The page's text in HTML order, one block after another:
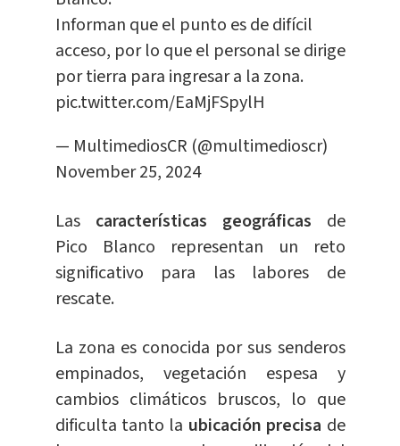
Informan que el punto es de difícil
acceso, por lo que el personal se dirige
por tierra para ingresar a la zona.
pic.twitter.com/EaMjFSpylH
— MultimediosCR (@multimedioscr)
November 25, 2024
Las características geográficas de
Pico Blanco representan un reto
significativo para las labores de
rescate.
La zona es conocida por sus senderos
empinados, vegetación espesa y
cambios climáticos bruscos, lo que
dificulta tanto la ubicación precisa de